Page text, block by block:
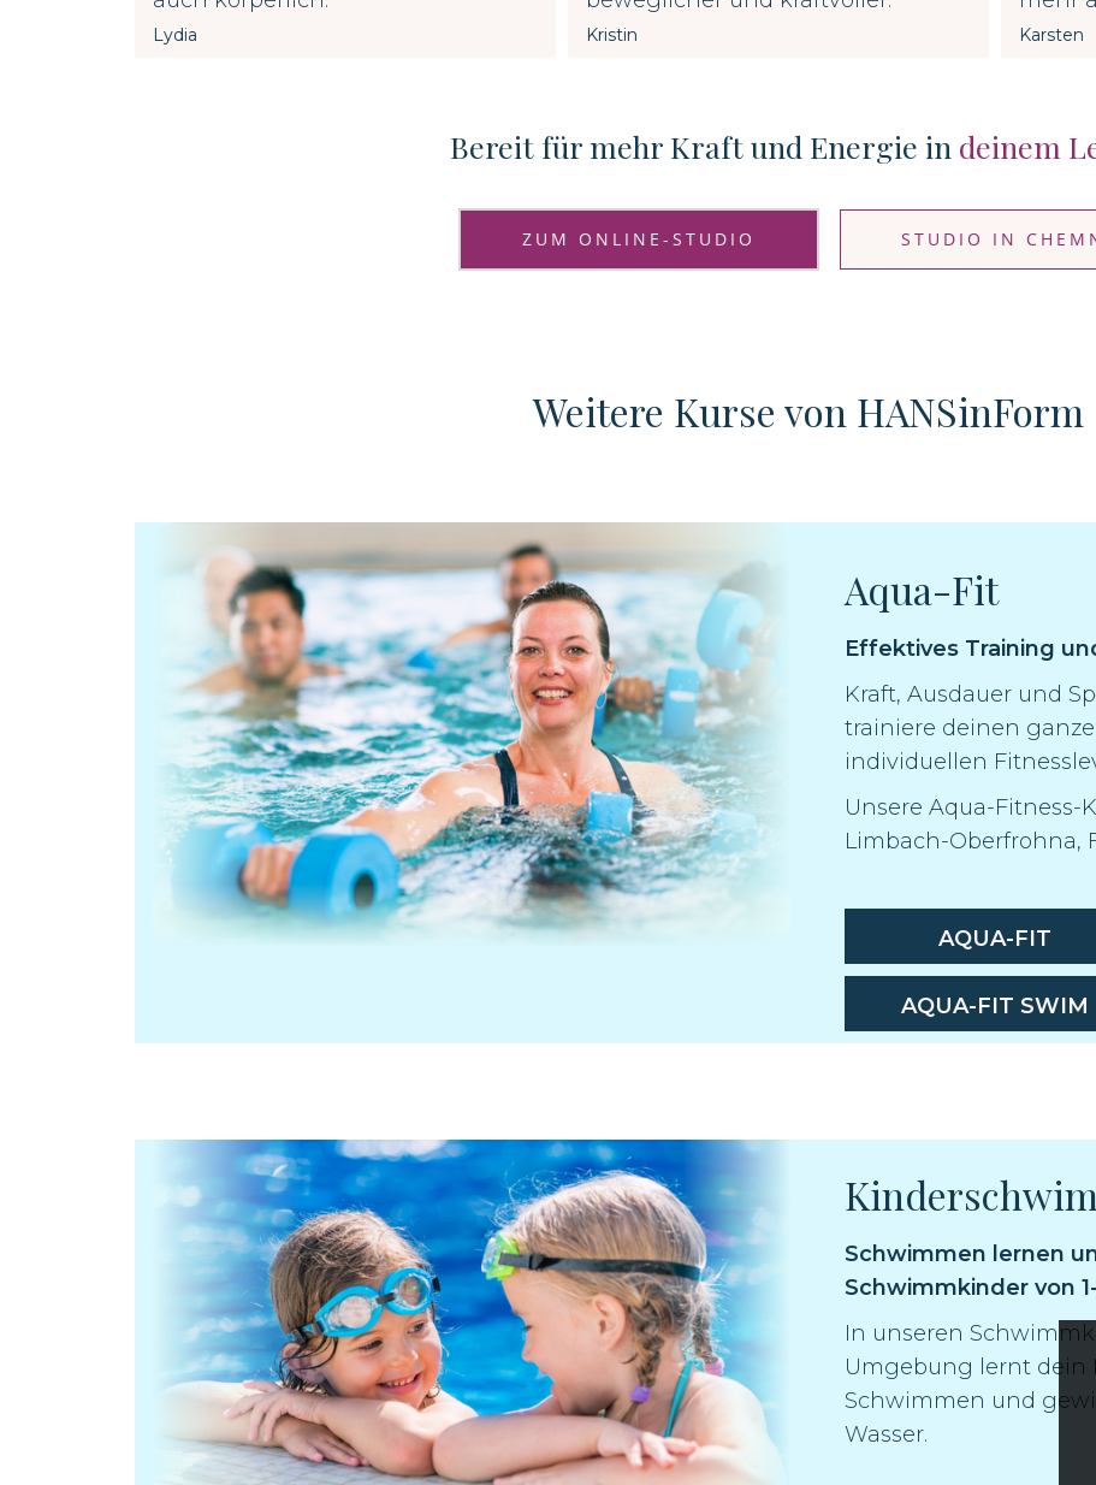
Lydia Kristin Karsten
Bereit für mehr Kraft und Energie in deinem
ZUM ONLINE-STUDIO STUDIO IN
Weitere Kurse von HANSinForm
Aqua-Fit
Effektives Training
Kraft, Ausdauer und
trainiere deinen
individuellen
Unsere Aqua-
Limbach-Oberfrohna,
AQUA-FIT
AQUA-FIT SWIM
Schwimmen lernen
Schwimmkinder von
In unseren
Umgebung lernt dein
Schwimmen und
Wasser.